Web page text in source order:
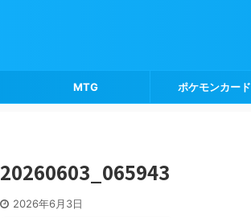
MTG ポケモンカード
20260603_065943
2026年6月3日